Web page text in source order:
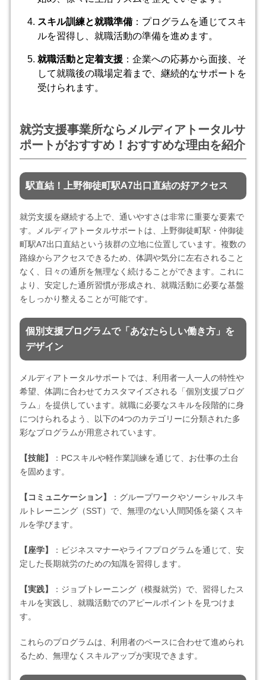
スキル訓練と就職準備：プログラムを通じてスキ
ルを習得し、就職活動の準備を進めます。
就職活動と定着支援：企業への応募から面接、そ
して就職後の職場定着まで、継続的なサポートを
受けられます。
就労支援事業所ならメルディアトータルサ
ポートがおすすめ！おすすめな理由を紹介
駅直結！上野御徒町駅A7出口直結の好アクセス
就労支援を継続する上で、通いやすさは非常に重要な要素で
す。メルディアトータルサポートは、上野御徒町駅・仲御徒
町駅A7出口直結という抜群の立地に位置しています。複数の
路線からアクセスできるため、体調や気分に左右されること
なく、日々の通所を無理なく続けることができます。これに
より、安定した通所習慣が形成され、就職活動に必要な基盤
をしっかり整えることが可能です。
個別支援プログラムで「あなたらしい働き方」を
デザイン
メルディアトータルサポートでは、利用者一人一人の特性や
希望、体調に合わせてカスタマイズされる「個別支援プログ
ラム」を提供しています。就職に必要なスキルを段階的に身
につけられるよう、以下の4つのカテゴリーに分類された多
彩なプログラムが用意されています。
【技能】
：PCスキルや軽作業訓練を通じて、お仕事の土台
を固めます。
【コミュニケーション】
：グループワークやソーシャルスキ
ルトレーニング（SST）で、無理のない人間関係を築くスキ
ルを学びます。
【座学】
：ビジネスマナーやライフプログラムを通じて、安
定した長期就労のための知識を習得します。
【実践】
：ジョブトレーニング（模擬就労）で、習得したス
キルを実践し、就職活動でのアピールポイントを見つけま
す。
これらのプログラムは、利用者のペースに合わせて進められ
るため、無理なくスキルアップが実現できます。